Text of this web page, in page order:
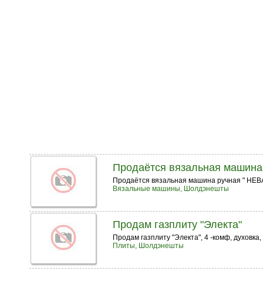
Продаётся вязальная машина
Продаётся вязальная машина ручная "
Вязальные машины, Шолдэнешты
Продам газплиту "Электа"
Продам газплиту "Электа", 4 -комф, духовка,
Плиты, Шолдэнешты